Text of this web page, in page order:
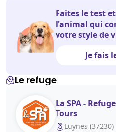
Faites le test
l'animal qui
votre style de
Je fais
Le refuge
La SPA -
Tours
Luynes (37230)